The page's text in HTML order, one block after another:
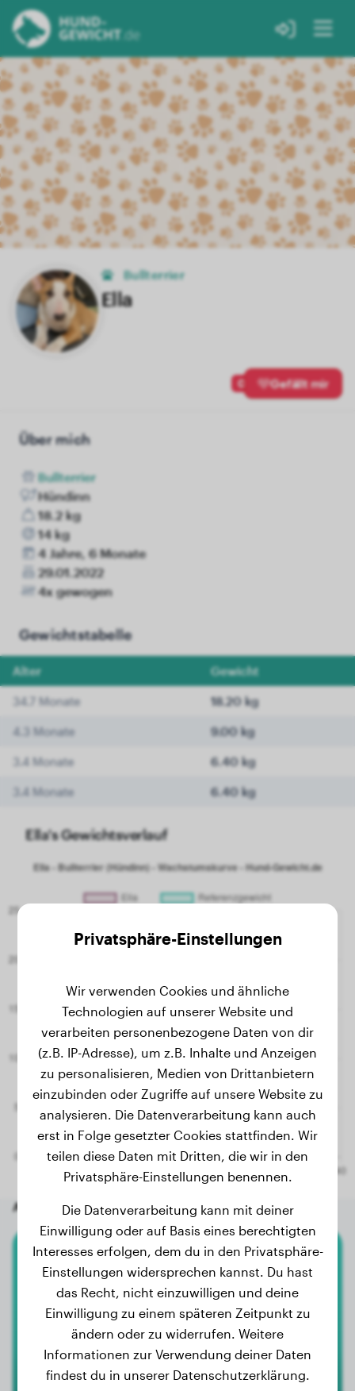
Bullterrier
Ella
0 Gefällt mir
Über mich
Bullterrier
Hündinn
18.2 kg
14 kg
4 Jahre, 6 Monate
29.01.2022
4x gewogen
Gewichtstabelle
Alter Gewicht
34.7 Monate 18.20 kg
4.3 Monate 9.00 kg
3.4 Monate 6.40 kg
3.4 Monate 6.40 kg
Ella's Gewichtsverlauf
Andere zufällige Hunde
Bullmastiff
Boef
Privatsphäre-Einstellungen
Wir verwenden Cookies und ähnliche
Technologien auf unserer Website und
verarbeiten personenbezogene Daten von dir
(z.B. IP-Adresse), um z.B. Inhalte und Anzeigen
zu personalisieren, Medien von Drittanbietern
einzubinden oder Zugriffe auf unsere Website zu
analysieren. Die Datenverarbeitung kann auch
erst in Folge gesetzter Cookies stattfinden. Wir
teilen diese Daten mit Dritten, die wir in den
Privatsphäre-Einstellungen benennen.
Die Datenverarbeitung kann mit deiner
Einwilligung oder auf Basis eines berechtigten
Interesses erfolgen, dem du in den Privatsphäre-
Einstellungen widersprechen kannst. Du hast
das Recht, nicht einzuwilligen und deine
Einwilligung zu einem späteren Zeitpunkt zu
ändern oder zu widerrufen. Weitere
Informationen zur Verwendung deiner Daten
findest du in unserer Datenschutzerklärung.